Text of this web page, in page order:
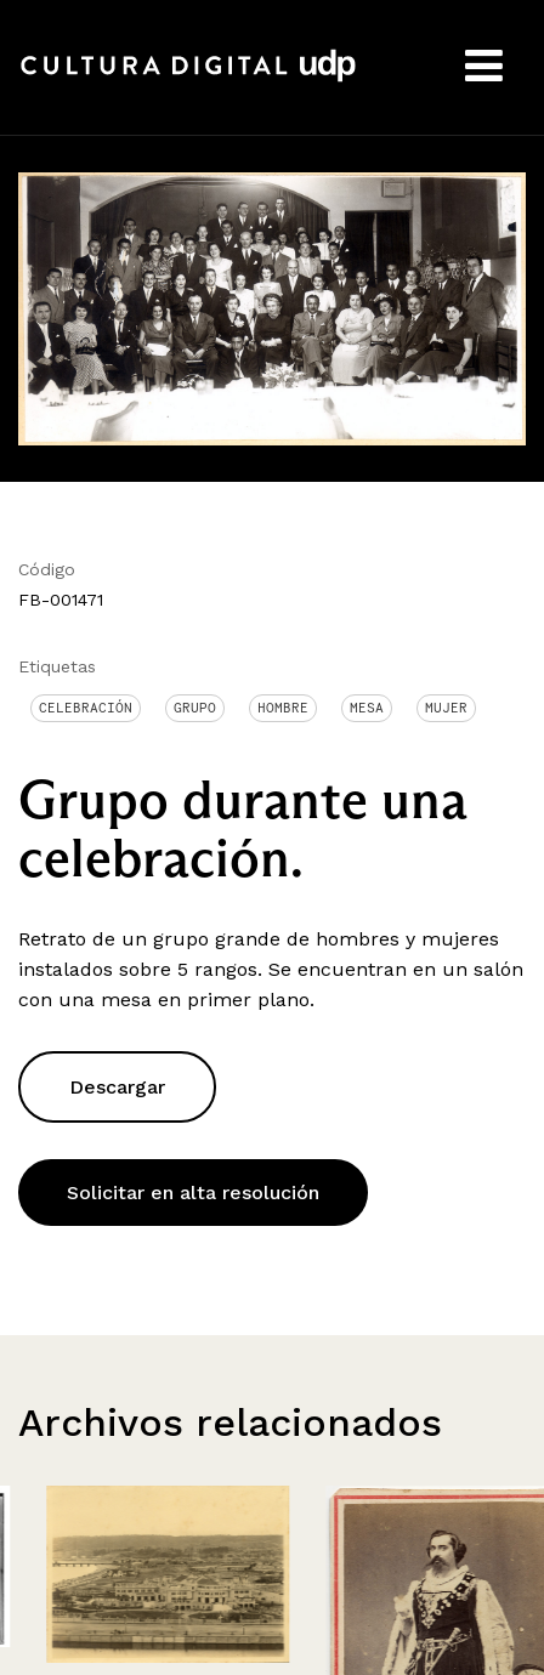
Código
FB-001471
Etiquetas
CELEBRACIÓN GRUPO HOMBRE MESA MUJER
Grupo durante una
celebración.
Retrato de un grupo grande de hombres y mujeres
instalados sobre 5 rangos. Se encuentran en un salón
con una mesa en primer plano.
Descargar
Solicitar en alta resolución
Archivos relacionados